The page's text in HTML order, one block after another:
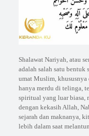
Shalawat Nariyah, atau
adalah salah satu bentuk
umat Muslim,
hanya merdu di telinga,
spiritual yang luar biasa,
dengan kekasih Allah,
sejarah dan maknanya,
lebih dalam saat